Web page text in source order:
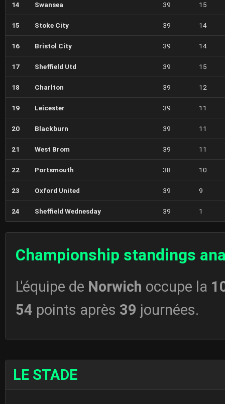
14 Swansea 39 15
15 Stoke City 39 14
16 Bristol City 39 14
17 Sheffield Utd 39 15
18 Charlton 39 12
19 Leicester 39 11
20 Blackburn 39 11
21 West Brom 39 11
22 Portsmouth 38 10
23 Oxford United 39 9
24 Sheffield Wednesday 39 1
Championship standings
L'équipe de Norwich occupe la
54 points après 39 journées.
LE STADE